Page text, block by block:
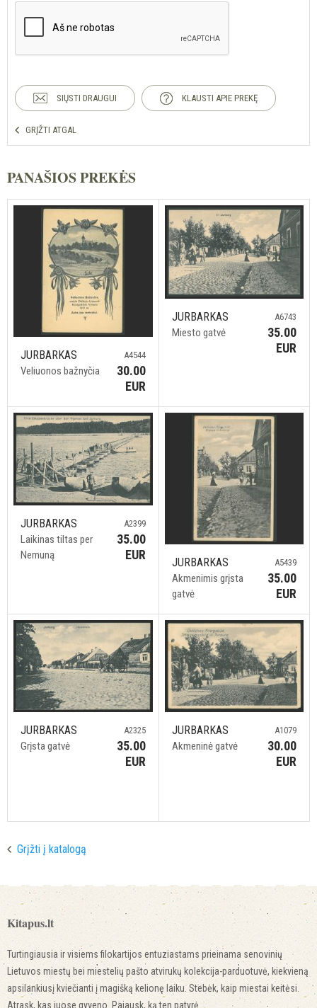
SIŲSTI DRAUGUI KLAUSTI APIE PREKĘ
GRĮŽTI ATGAL
PANAŠIOS PREKĖS
JURBARKAS
Veliuonos bažnyčia
A4544
30.00
EUR
JURBARKAS
Miesto gatvė
A6743
35.00
EUR
JURBARKAS
Laikinas tiltas per
Nemuną
A2399
35.00
EUR
JURBARKAS
Akmenimis grįsta
gatvė
A5439
35.00
EUR
JURBARKAS
Grįsta gatvė
A2325
35.00
EUR
JURBARKAS
Akmeninė gatvė
A1079
30.00
EUR
Grįžti į katalogą
Kitapus.lt
Turtingiausia ir visiems filokartijos entuziastams prieinama senovinių
Lietuvos miestų bei miestelių pašto atvirukų kolekcija-parduotuvė, kiekvieną
apsilankiusį kviečianti į magišką kelionę laiku. Stebėk, kaip miestai keitėsi.
Atrask, kas juose gyveno. Pajausk, ką ten patyrė.